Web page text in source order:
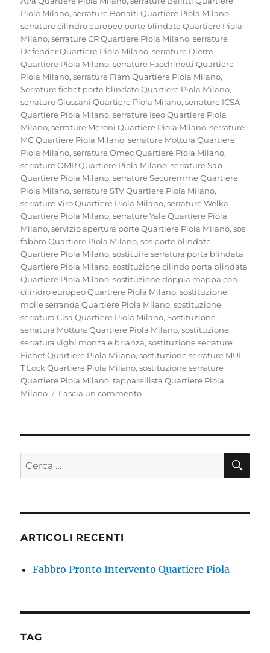
Piola Milano,serrature Bonaiti Quartiere Piola Milano,
serrature cilindro europeo porte blindate Quartiere Piola
Milano,serrature CR Quartiere Piola Milano,serrature
Defender Quartiere Piola Milano,serrature Dierre
Quartiere Piola Milano,serrature Facchinetti Quartiere
Piola Milano,serrature Fiam Quartiere Piola Milano,
Serrature fichet porte blindate Quartiere Piola Milano,
serrature Giussani Quartiere Piola Milano,serrature ICSA
Quartiere Piola Milano,serrature Iseo Quartiere Piola
Milano,serrature Meroni Quartiere Piola Milano,serrature
MG Quartiere Piola Milano,serrature Mottura Quartiere
Piola Milano,serrature Omec Quartiere Piola Milano,
serrature OMR Quartiere Piola Milano,serrature Sab
Quartiere Piola Milano,serrature Securemme Quartiere
Piola Milano,serrature STV Quartiere Piola Milano,
serrature Viro Quartiere Piola Milano,serrature Welka
Quartiere Piola Milano,serrature Yale Quartiere Piola
Milano,servizio apertura porte Quartiere Piola Milano,sos
fabbro Quartiere Piola Milano,sos porte blindate
Quartiere Piola Milano,sostituire serratura porta blindata
Quartiere Piola Milano,sostituzione cilindo porta blindata
Quartiere Piola Milano,sostituzione doppia mappa con
cilindro europeo Quartiere Piola Milano,sostituzione
molle serranda Quartiere Piola Milano,sostituzione
serratura Cisa Quartiere Piola Milano,Sostituzione
serratura Mottura Quartiere Piola Milano,sostituzione
serratura vighi monza e brianza,sostituzione serrature
Fichet Quartiere Piola Milano,sostituzione serrature MUL
T Lock Quartiere Piola Milano,sostituzione serrature
Quartiere Piola Milano,tapparellista Quartiere Piola
Milano
Lascia un commentosu
Piola
Cerca:
ARTICOLI RECENTI
Fabbro Pronto Intervento Quartiere Piola
TAG